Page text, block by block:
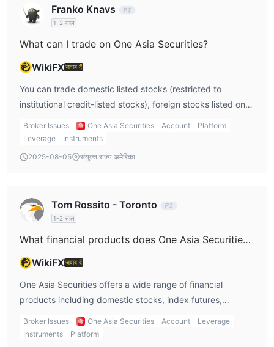
Franko Knavs
1-2 साल
What can I trade on One Asia Securities?
WikiFXजवाब दें
You can trade domestic listed stocks (restricted to
institutional credit-listed stocks), foreign stocks listed on
the Hong Kong market, index futures, and options.
Broker Issues One Asia Securities Account
Platform
Leverage
Instruments
2025-08-05
संयुक्त राज्य अमेरिका
Tom Rossito - Toronto
1-2 साल
What financial products does One Asia Securities offer?
WikiFXजवाब दें
One Asia Securities offers a wide range of financial
products including domestic stocks, index futures,
options, and foreign stocks listed on the Hong Kong
market.
Broker Issues One Asia Securities Account
Leverage
Instruments
Platform